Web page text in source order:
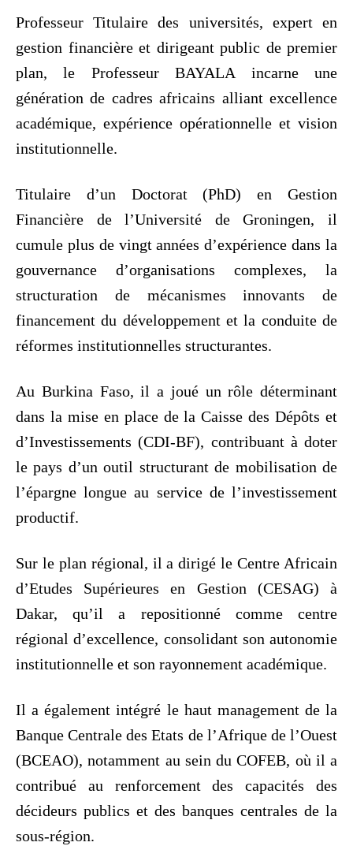
Professeur Titulaire des universités, expert en
gestion financière et dirigeant public de premier
plan, le Professeur BAYALA incarne une
génération de cadres africains alliant excellence
académique, expérience opérationnelle et vision
institutionnelle.
Titulaire d’un Doctorat (PhD) en Gestion
Financière de l’Université de Groningen, il
cumule plus de vingt années d’expérience dans la
gouvernance d’organisations complexes, la
structuration de mécanismes innovants de
financement du développement et la conduite de
réformes institutionnelles structurantes.
Au Burkina Faso, il a joué un rôle déterminant
dans la mise en place de la Caisse des Dépôts et
d’Investissements (CDI-BF), contribuant à doter
le pays d’un outil structurant de mobilisation de
l’épargne longue au service de l’investissement
productif.
Sur le plan régional, il a dirigé le Centre Africain
d’Etudes Supérieures en Gestion (CESAG) à
Dakar, qu’il a repositionné comme centre
régional d’excellence, consolidant son autonomie
institutionnelle et son rayonnement académique.
Il a également intégré le haut management de la
Banque Centrale des Etats de l’Afrique de l’Ouest
(BCEAO), notamment au sein du COFEB, où il a
contribué au renforcement des capacités des
décideurs publics et des banques centrales de la
sous-région.